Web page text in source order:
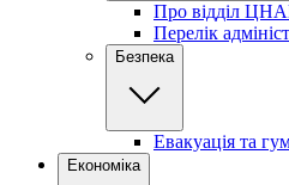
Про відділ
Перелік
Безпека
Евакуація та
Економіка